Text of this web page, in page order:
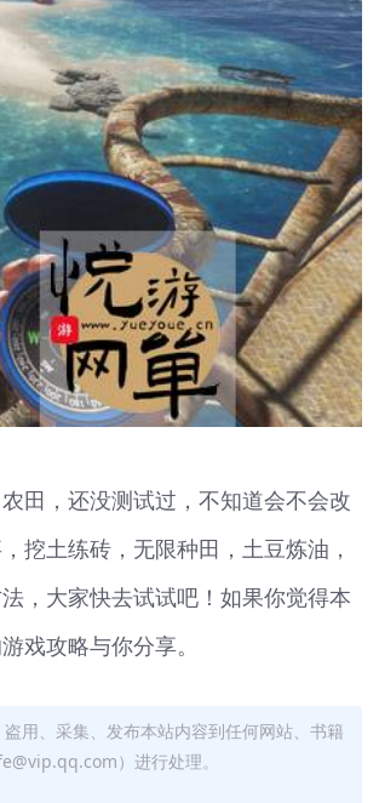
田，还没测试过，不知道会不会改
挖土练砖，无限种田，土豆炼油，
，大家快去试试吧！如果你觉得本
戏攻略与你分享。
用、采集、发布本站内容到任何网站、书籍
）进行处理。